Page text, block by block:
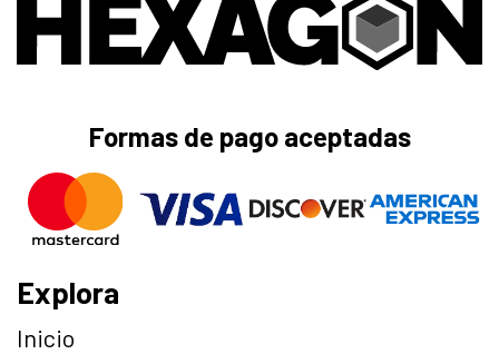
Formas de pago aceptadas
Explora
Inicio